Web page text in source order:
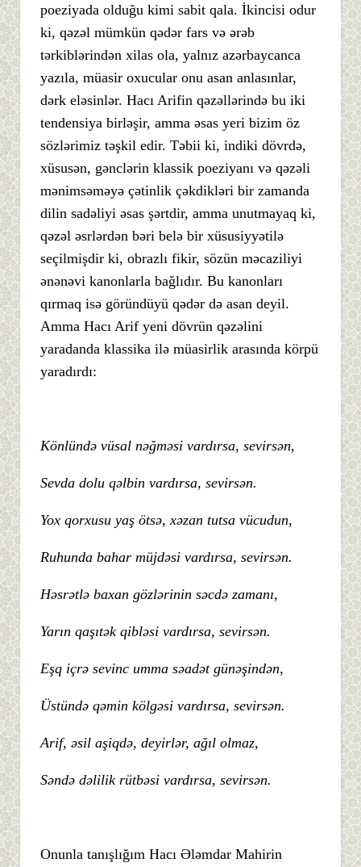
poeziyada olduğu kimi sabit qala. İkincisi odur
ki, qəzəl mümkün qədər fars və ərəb
tərkiblərindən xilas ola, yalnız azərbaycanca
yazıla, müasir oxucular onu asan anlasınlar,
dərk eləsinlər. Hacı Arifin qəzəllərində bu iki
tendensiya birləşir, amma əsas yeri bizim öz
sözlərimiz təşkil edir. Təbii ki, indiki dövrdə,
xüsusən, gənclərin klassik poeziyanı və qəzəli
mənimsəməyə çətinlik çəkdikləri bir zamanda
dilin sadəliyi əsas şərtdir, amma unutmayaq ki,
qəzəl əsrlərdən bəri belə bir xüsusiyyətilə
seçilmişdir ki, obrazlı fikir, sözün məcaziliyi
ənənəvi kanonlarla bağlıdır. Bu kanonları
qırmaq isə göründüyü qədər də asan deyil.
Amma Hacı Arif yeni dövrün qəzəlini
yaradanda klassika ilə müasirlik arasında körpü
yaradırdı:
Könlündə vüsal nəğməsi vardırsa, sevirsən,
Sevda dolu qəlbin vardırsa, sevirsən.
Yox qorxusu yaş ötsə, xəzan tutsa vücudun,
Ruhunda bahar müjdəsi vardırsa, sevirsən.
Həsrətlə baxan gözlərinin səcdə zamanı,
Yarın qaşıtək qibləsi vardırsa, sevirsən.
Eşq içrə sevinc umma səadət günəşindən,
Üstündə qəmin kölgəsi vardırsa, sevirsən.
Arif, əsil aşiqdə, deyirlər, ağıl olmaz,
Səndə dəlilik rütbəsi vardırsa, sevirsən.
Onunla tanışlığım Hacı Ələmdar Mahirin